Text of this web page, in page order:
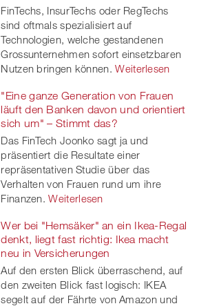
FinTechs, InsurTechs oder RegTechs
sind oftmals spezialisiert auf
Technologien, welche gestandenen
Grossunternehmen sofort einsetzbaren
Nutzen bringen können. Weiterlesen
"Eine ganze Generation von Frauen
läuft den Banken davon und orientiert
sich um" – Stimmt das?
Das FinTech Joonko sagt ja und
präsentiert die Resultate einer
repräsentativen Studie über das
Verhalten von Frauen rund um ihre
Finanzen. Weiterlesen
Wer bei "Hemsäker" an ein Ikea-Regal
denkt, liegt fast richtig: Ikea macht
neu in Versicherungen
Auf den ersten Blick überraschend, auf
den zweiten Blick fast logisch: IKEA
segelt auf der Fährte von Amazon und